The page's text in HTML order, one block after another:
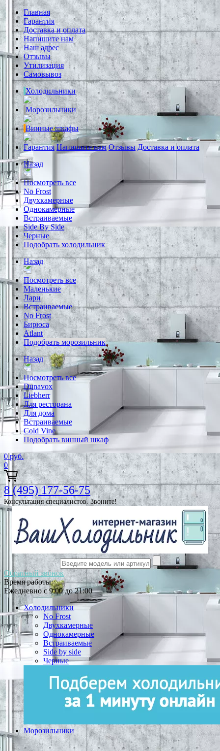
Главная
Гарантия
Доставка и оплата
Напишите нам
Наш адрес
Отзывы
Утилизация
Самовывоз
Холодильники
Морозильники
Винные шкафы
Гарантия Напишите нам Отзывы Доставка и оплата
Назад
Посмотреть все
No Frost
Двухкамерные
Однокамерные
Встраиваемые
Side By Side
Черные
Подобрать холодильник
Назад
Посмотреть все
Маленькие
Лари
Встраиваемые
No Frost
Бирюса
Atlant
Подобрать морозильник
Назад
Посмотреть все
Dunavox
Liebherr
Для ресторана
Для дома
Встраиваемые
Cold Vine
Подобрать винный шкаф
0 руб.
0
8 (495) 177-56-75
Консультация специалистов. Звоните!
Обратный звонок
Время работы:
Ежедневно с 9:00 до 21:00
Холодильники
No Frost
Двухкамерные
Однокамерные
Встраиваемые
Side by side
Черные
Морозильники